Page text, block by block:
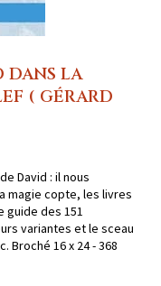
DANS LA
( GÉRARD
David : il nous
magie copte, les livres
guide des 151
variantes et le sceau
Broché 16 x 24 - 368